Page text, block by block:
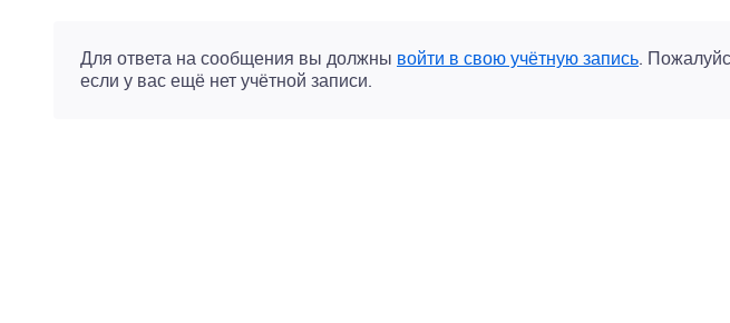
Для ответа на сообщения вы должны войти в свою учётную запись.
если у вас ещё нет учётной записи.